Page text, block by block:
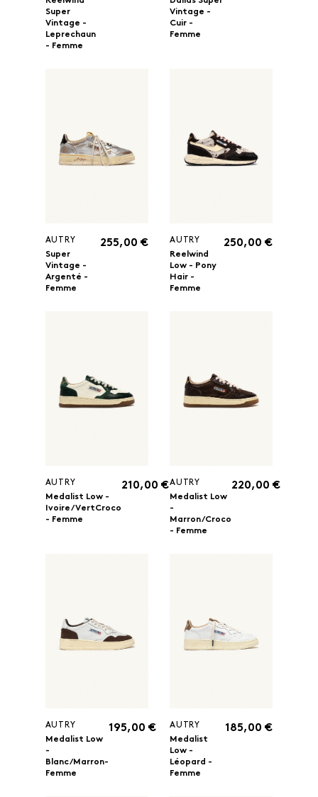
Super
Vintage -
Leprechaun
- Femme
Vintage -
Cuir -
Femme
AUTRY
Super
Vintage -
Argenté -
Femme
255,00 €
AUTRY
Reelwind
Low - Pony
Hair -
Femme
250,00 €
AUTRY
Medalist Low -
Ivoire/VertCroco
- Femme
210,00 €AUTRY
Medalist Low
-
Marron/Croco
- Femme
220,00 €
AUTRY
Medalist Low
-
Blanc/Marron-
Femme
195,00 €
AUTRY
Medalist
Low -
Léopard -
Femme
185,00 €